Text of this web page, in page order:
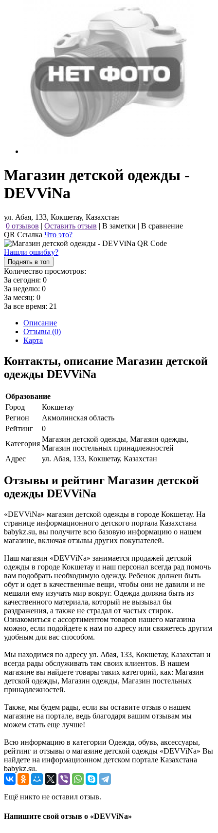
Магазин детской одежды -
DEVViNa
ул. Абая, 133, Кокшетау, Казахстан
0 отзывов | Оставить отзыв | В заметки | В сравнение
QR Ссылка Что это?
Нашли ошибку?
Поднять в топ
Количество просмотров:
За сегодня: 0
За неделю: 0
За месяц: 0
За все время: 21
Описание
Отзывы (0)
Карта
Контакты, описание Магазин детской
одежды DEVViNa
Образование
Город
Кокшетау
Регион
Акмолинская область
Рейтинг
0
Категория
Магазин детской одежды, Магазин одежды,
Магазин постельных принадлежностей
Адрес
ул. Абая, 133, Кокшетау, Казахстан
Отзывы и рейтинг Магазин детской
одежды DEVViNa
«DEVViNa» магазин детской одежды в городе Кокшетау. На
странице информационного детского портала Казахстана
babykz.su, вы получите всю базовую информацию о нашем
магазине, включая отзывы других покупателей.
Наш магазин «DEVViNa» занимается продажей детской
одежды в городе Кокшетау и наш персонал всегда рад помочь
вам подобрать необходимую одежду. Ребенок должен быть
обут и одет в качественные вещи, чтобы они не давили и не
мешали ему изучать мир вокруг. Одежда должна быть из
качественного материала, который не вызывал бы
раздражения, а также не страдал от частых стирок.
Ознакомиться с ассортиментом товаров нашего магазина
можно, если подойдете к нам по адресу или свяжетесь другим
удобным для вас способом.
Мы находимся по адресу ул. Абая, 133, Кокшетау, Казахстан и
всегда рады обслуживать там своих клиентов. В нашем
магазине вы найдете товары таких категорий, как: Магазин
детской одежды, Магазин одежды, Магазин постельных
принадлежностей.
Также, мы будем рады, если вы оставите отзыв о нашем
магазине на портале, ведь благодаря вашим отзывам мы
можем стать еще лучше!
Всю информацию в категории Одежда, обувь, аксессуары,
рейтинг и отзывы о магазине детской одежды «DEVViNa» Вы
найдете на информационном детском портале Казахстана
babykz.su.
Ещё никто не оставил отзыв.
Напишите свой отзыв о «DEVViNa»